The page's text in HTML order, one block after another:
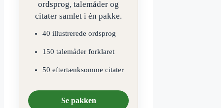
ordsprog, talemåder og
citater samlet i én pakke.
40 illustrerede ordsprog
150 talemåder forklaret
50 eftertænksomme citater
Se pakken